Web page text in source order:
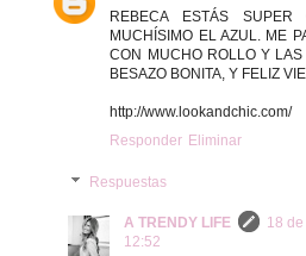
REBECA ESTÁS SUPER
MUCHÍSIMO EL AZUL. ME
CON MUCHO ROLLO Y LAS
BESAZO BONITA, Y FELIZ
http://www.lookandchic.com/
Responder Eliminar
Respuestas
A TRENDY LIFE
18
12:52